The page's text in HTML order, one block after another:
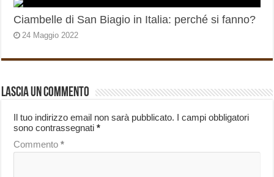
Ciambelle di San Biagio in Italia: perché si fanno?
24 Maggio 2022
Lascia un commento
Il tuo indirizzo email non sarà pubblicato. I campi obbligatori
sono contrassegnati*
Commento*